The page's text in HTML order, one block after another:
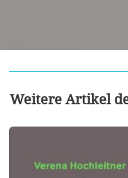
Weitere Artikel